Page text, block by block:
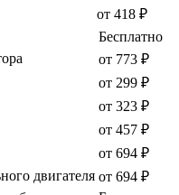
от 418 ₽
Бесплатно
от 773 ₽
от 299 ₽
от 323 ₽
от 457 ₽
от 694 ₽
двигателя от 694 ₽